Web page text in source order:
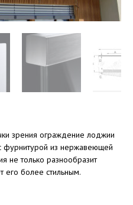
зрения ограждение лоджии
фурнитурой из нержавеющей
не только разнообразит
его более стильным.